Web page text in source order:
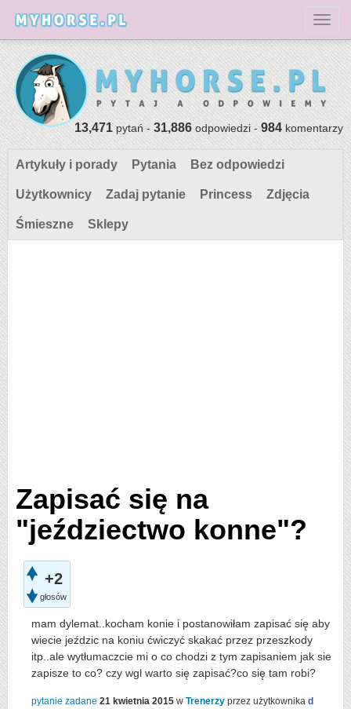
13,471pytań -31,886odpowiedzi -984komentarzy
Artykuły i porady Pytania Bez odpowiedzi
Użytkownicy Zadaj pytanie Princess Zdjęcia
Śmieszne Sklepy
Zapisać się na
"jeździectwo konne"?
+2
głosów
mam dylemat..kocham konie i postanowiłam zapisać się aby
wiecie jeździc na koniu ćwiczyć skakać przez przeszkody
itp..ale wytłumaczcie mi o co chodzi z tym zapisaniem jak sie
zapisze to co? czy wgl warto się zapisać?co się tam robi?
pytanie zadane 21 kwietnia 2015 w Trenerzy przez użytkownika d